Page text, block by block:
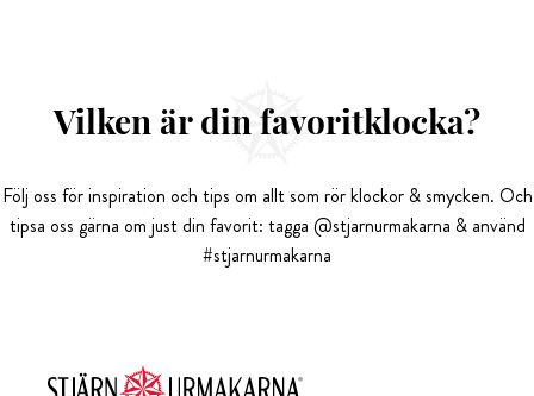
Vilken är din favoritklocka?
Följ oss för inspiration och tips om allt som rör klockor & smycken. Och
tipsa oss gärna om just din favorit: tagga @stjarnurmakarna & använd
#stjarnurmakarna